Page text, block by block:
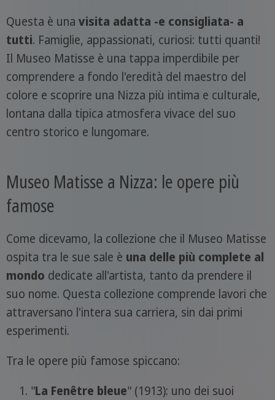
Questa è una visita adatta -e consigliata- a
tutti. Famiglie, appassionati, curiosi: tutti quanti!
Il Museo Matisse è una tappa imperdibile per
comprendere a fondo l'eredità del maestro del
colore e scoprire una Nizza più intima e culturale,
lontana dalla tipica atmosfera vivace del suo
centro storico e lungomare.
Museo Matisse a Nizza: le opere più
famose
Come dicevamo, la collezione che il Museo Matisse
ospita tra le sue sale è una delle più complete al
mondo dedicate all'artista, tanto da prendere il
suo nome. Questa collezione comprende lavori che
attraversano l'intera sua carriera, sin dai primi
esperimenti.
Tra le opere più famose spiccano:
"La Fenêtre bleue" (1913): uno dei suoi